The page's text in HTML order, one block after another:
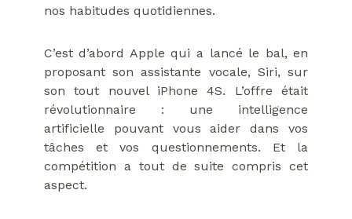
nos habitudes quotidiennes.
C’est d’abord Apple qui a lancé le bal, en
proposant son assistante vocale, Siri, sur
son tout nouvel iPhone 4S. L’offre était
révolutionnaire : une intelligence
artificielle pouvant vous aider dans vos
tâches et vos questionnements. Et la
compétition a tout de suite compris cet
aspect.